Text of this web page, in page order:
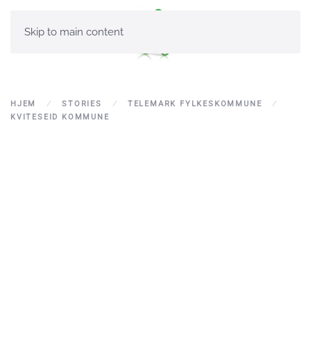
Skip to main content
HJEM STORIES
TELEMARK FYLKESKOMMUNE
KVITESEID KOMMUNE